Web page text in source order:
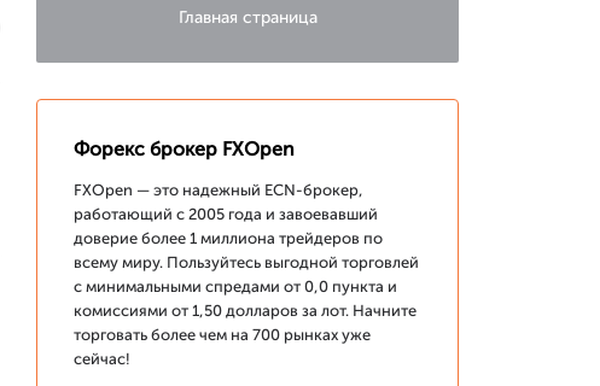
Главная страница
Форекс брокер FXOpen
FXOpen — это надежный ECN-брокер,
работающий с 2005 года и завоевавший
доверие более 1 миллиона трейдеров по
всему миру. Пользуйтесь выгодной торговлей
с минимальными спредами от 0,0 пункта и
комиссиями от 1,50 долларов за лот. Начните
торговать более чем на 700 рынках уже
сейчас!